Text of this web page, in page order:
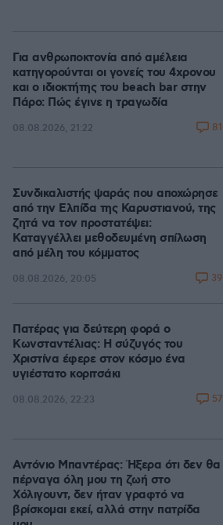
Για ανθρωποκτονία από αμέλεια
κατηγορούνται οι γονείς του 4χρονου
και ο ιδιοκτήτης του beach bar στην
Πάρο: Πώς έγινε η τραγωδία
08.08.2026, 21:22 81
Συνδικαλιστής ψαράς που αποχώρησε
από την Ελπίδα της Καρυστιανού, της
ζητά να τον προστατέψει:
Καταγγέλλει μεθοδευμένη σπίλωση
από μέλη του κόμματος
08.08.2026, 20:05 39
Πατέρας για δεύτερη φορά ο
Κωνσταντέλιας: Η σύζυγός του
Χριστίνα έφερε στον κόσμο ένα
υγιέστατο κοριτσάκι
08.08.2026, 22:23 57
Αντόνιο Μπαντέρας: Ήξερα ότι δεν θα
πέρναγα όλη μου τη ζωή στο
Χόλιγουντ, δεν ήταν γραφτό να
βρίσκομαι εκεί, αλλά στην πατρίδα